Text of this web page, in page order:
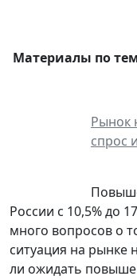
Материалы по
Рынок
спрос
России с 10,5% до
много вопросов о
ситуация на рынке
ли ожидать